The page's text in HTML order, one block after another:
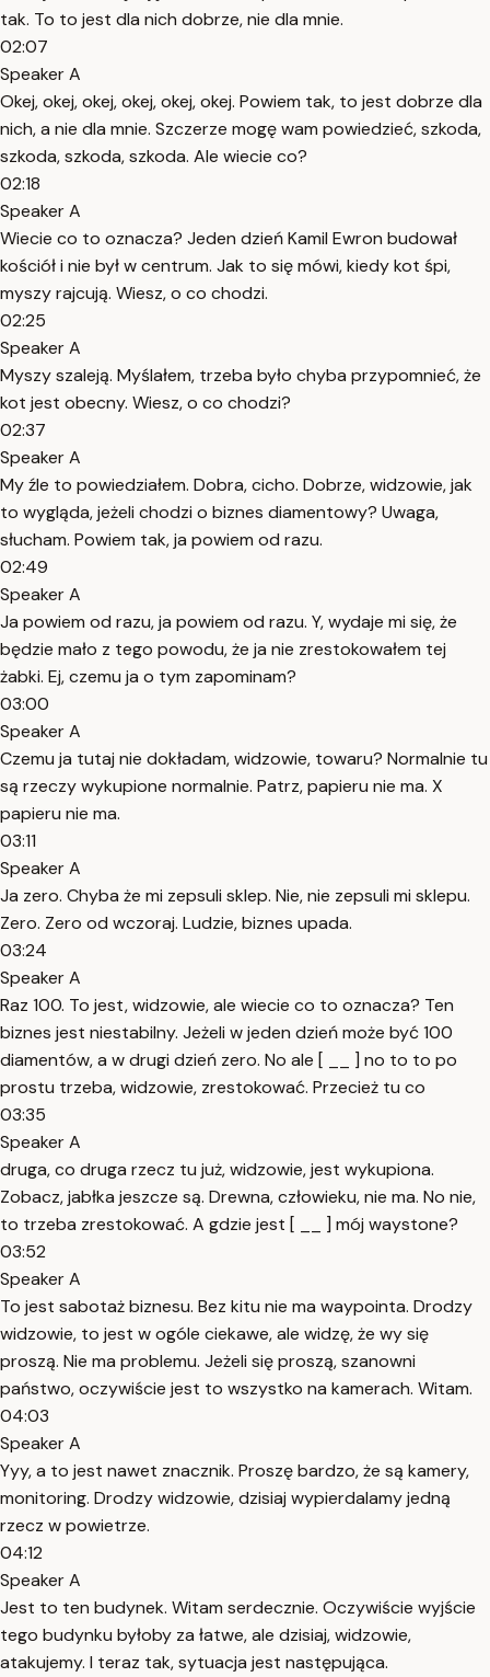
tak. To to jest dla nich dobrze, nie dla mnie.
02:07
Speaker A
Okej, okej, okej, okej, okej, okej. Powiem tak, to jest dobrze dla
nich, a nie dla mnie. Szczerze mogę wam powiedzieć, szkoda,
szkoda, szkoda, szkoda. Ale wiecie co?
02:18
Speaker A
Wiecie co to oznacza? Jeden dzień Kamil Ewron budował
kościół i nie był w centrum. Jak to się mówi, kiedy kot śpi,
myszy rajcują. Wiesz, o co chodzi.
02:25
Speaker A
Myszy szaleją. Myślałem, trzeba było chyba przypomnieć, że
kot jest obecny. Wiesz, o co chodzi?
02:37
Speaker A
My źle to powiedziałem. Dobra, cicho. Dobrze, widzowie, jak
to wygląda, jeżeli chodzi o biznes diamentowy? Uwaga,
słucham. Powiem tak, ja powiem od razu.
02:49
Speaker A
Ja powiem od razu, ja powiem od razu. Y, wydaje mi się, że
będzie mało z tego powodu, że ja nie zrestokowałem tej
żabki. Ej, czemu ja o tym zapominam?
03:00
Speaker A
Czemu ja tutaj nie dokładam, widzowie, towaru? Normalnie tu
są rzeczy wykupione normalnie. Patrz, papieru nie ma. X
papieru nie ma.
03:11
Speaker A
Ja zero. Chyba że mi zepsuli sklep. Nie, nie zepsuli mi sklepu.
Zero. Zero od wczoraj. Ludzie, biznes upada.
03:24
Speaker A
Raz 100. To jest, widzowie, ale wiecie co to oznacza? Ten
biznes jest niestabilny. Jeżeli w jeden dzień może być 100
diamentów, a w drugi dzień zero. No ale [ __ ] no to to po
prostu trzeba, widzowie, zrestokować. Przecież tu co
03:35
Speaker A
druga, co druga rzecz tu już, widzowie, jest wykupiona.
Zobacz, jabłka jeszcze są. Drewna, człowieku, nie ma. No nie,
to trzeba zrestokować. A gdzie jest [ __ ] mój waystone?
03:52
Speaker A
To jest sabotaż biznesu. Bez kitu nie ma waypointa. Drodzy
widzowie, to jest w ogóle ciekawe, ale widzę, że wy się
proszą. Nie ma problemu. Jeżeli się proszą, szanowni
państwo, oczywiście jest to wszystko na kamerach. Witam.
04:03
Speaker A
Yyy, a to jest nawet znacznik. Proszę bardzo, że są kamery,
monitoring. Drodzy widzowie, dzisiaj wypierdalamy jedną
rzecz w powietrze.
04:12
Speaker A
Jest to ten budynek. Witam serdecznie. Oczywiście wyjście
tego budynku byłoby za łatwe, ale dzisiaj, widzowie,
atakujemy. I teraz tak, sytuacja jest następująca.